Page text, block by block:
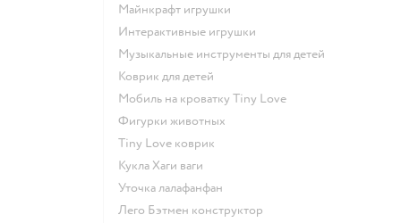
Майнкрафт игрушки
Интерактивные игрушки
Музыкальные инструменты для детей
Коврик для детей
Мобиль на кроватку Tiny Love
Фигурки животных
Tiny Love коврик
Кукла Хаги ваги
Уточка лалафанфан
Лего Бэтмен конструктор